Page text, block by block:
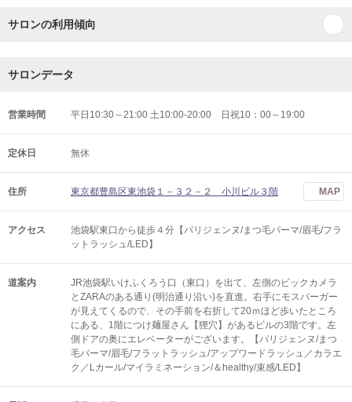
サロンの利用傾向
サロンデータ
営業時間 平日10:30～21:00 土10:00-20:00 日祝10：00～19:00
定休日 無休
住所 東京都豊島区東池袋１－３２－２ 小川ビル３階 MAP
アクセス
池袋駅東口から徒歩４分【パリジェンヌ/まつ毛パーマ/眉毛/フラ
ットラッシュ/LED】
道案内
JR池袋駅いけふくろう口（東口）を出て、左側のビックカメラ
とZARAのある通り(明治通り沿い)を直進。右手にモスバーガー
が見えてくるので、その手前を右折して20ｍほど歩いたところ
にある、1階につけ麺屋さん【狸穴】があるビルの3階です。左
側ドアの奥にエレベーターがございます。【パリジェンヌ/まつ
毛パーマ/眉毛/フラットラッシュ/アップワードラッシュ／カラエ
ク／Lカール/マイラミネーション/＆healthy/束感/LED】